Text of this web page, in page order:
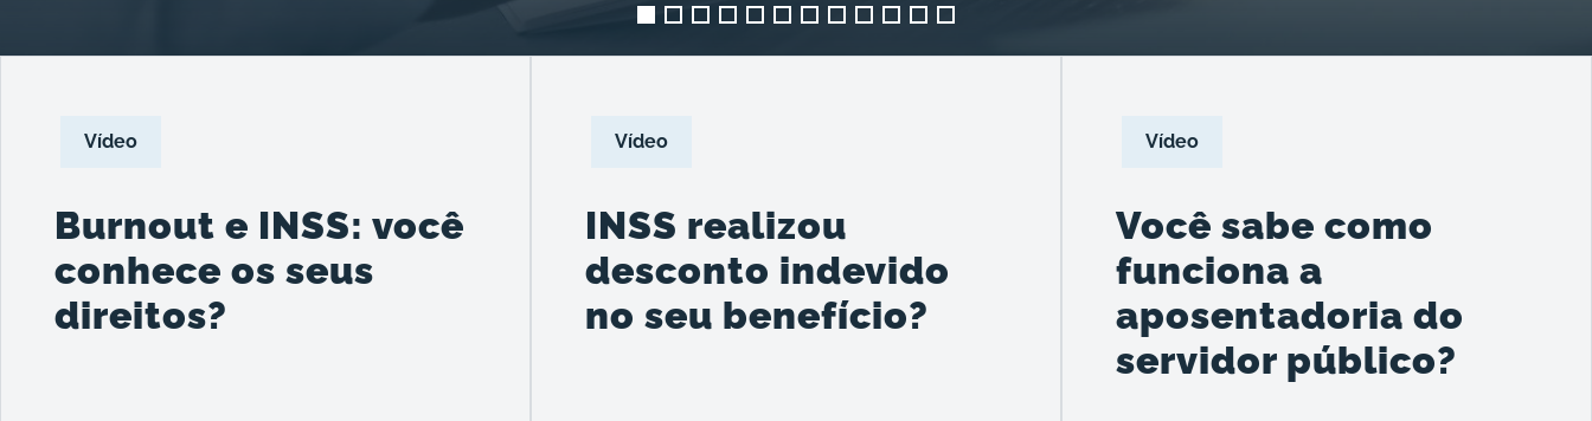
Vídeo
Burnout e INSS: você
conhece os seus
direitos?
Vídeo
INSS realizou
desconto indevido
no seu benefício?
Vídeo
Você sabe como
funciona a
aposentadoria do
servidor público?